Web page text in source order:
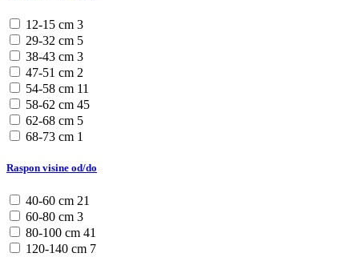
12-15 cm 3
29-32 cm 5
38-43 cm 3
47-51 cm 2
54-58 cm 11
58-62 cm 45
62-68 cm 5
68-73 cm 1
Raspon visine od/do
40-60 cm 21
60-80 cm 3
80-100 cm 41
120-140 cm 7